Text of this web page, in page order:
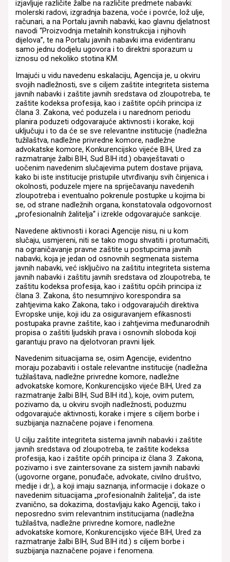
izjavljuje različite žalbe na različite predmete nabavki:
molerski radovi, izgradnja bazena, voće i povrće, lož ulje,
računari, a na Portalu javnih nabavki, kao glavnu djelatnost
navodi “Proizvodnja metalnih konstrukcija i njihovih
dijelova”, te na Portalu javnih nabavki ima evidentiranu
samo jednu dodjelu ugovora i to direktni sporazum u
iznosu od nekoliko stotina KM.
Imajući u vidu navedenu eskalaciju, Agencija je, u okviru
svojih nadležnosti, sve s ciljem zaštite integriteta sistema
javnih nabavki i zaštite javnih sredstava od zloupotreba, te
zaštite kodeksa profesija, kao i zaštite općih principa iz
člana 3. Zakona, već poduzela i u narednom periodu
planira poduzeti odgovarajuće aktivnosti i korake, koji
uključuju i to da će se sve relevantne institucije (nadležna
tužilaštva, nadležne privredne komore, nadležne
advokatske komore, Konkurencijsko vijeće BIH, Ured za
razmatranje žalbi BIH, Sud BIH itd.) obavještavati o
uočenim navedenim slučajevima putem dostave prijava,
kako bi iste institucije pristupile utvrđivanju svih činjenica i
okolnosti, poduzele mjere na spriječavanju navedenih
zloupotreba i eventualno pokrenule postupke u kojima bi
se, od strane nadležnih organa, konstatovala odgovornost
„profesionalnih žalitelja“ i izrekle odgovarajuće sankcije.
Navedene aktivnosti i koraci Agencije nisu, ni u kom
slučaju, usmjereni, niti se tako mogu shvatiti i protumačiti,
na ograničavanje pravne zaštite u postupcima javnih
nabavki, koja je jedan od osnovnih segmenata sistema
javnih nabavki, već isključivo na zaštitu integriteta sistema
javnih nabavki i zaštitu javnih sredstava od zloupotreba, te
zaštitu kodeksa profesija, kao i zaštitu općih principa iz
člana 3. Zakona, što nesumnjivo korespondira sa
zahtjevima kako Zakona, tako i odgovarajućih direktiva
Evropske unije, koji idu za osiguravanjem efikasnosti
postupaka pravne zaštite, kao i zahtjevima međunarodnih
propisa o zaštiti ljudskih prava i osnovnih sloboda koji
garantuju pravo na djelotvoran pravni lijek.
Navedenim situacijama se, osim Agencije, evidentno
moraju pozabaviti i ostale relevantne institucije (nadležna
tužilaštava, nadležne privredne komore, nadležne
advokatske komore, Konkurencijsko vijeće BIH, Ured za
razmatranje žalbi BIH, Sud BIH itd.), koje, ovim putem,
pozivamo da, u okviru svojih nadležnosti, poduzmu
odgovarajuće aktivnosti, korake i mjere s ciljem borbe i
suzbijanja naznačene pojave i fenomena.
U cilju zaštite integriteta sistema javnih nabavki i zaštite
javnih sredstava od zloupotreba, te zaštite kodeksa
profesija, kao i zaštite općih principa iz člana 3. Zakona,
pozivamo i sve zaintersovane za sistem javnih nabavki
(ugovorne organe, ponuđače, advokate, civilno društvo,
medije i dr.), a koji imaju saznanja, informacije i dokaze o
navedenim situacijama „profesionalnih žalitelja“, da iste
zvanično, sa dokazima, dostavljaju kako Agenciji, tako i
neposredno svim relevantnim institucijama (nadležna
tužilaštva, nadležne privredne komore, nadležne
advokatske komore, Konkurencijsko vijeće BIH, Ured za
razmatranje žalbi BIH, Sud BIH itd.) s ciljem borbe i
suzbijanja naznačene pojave i fenomena.